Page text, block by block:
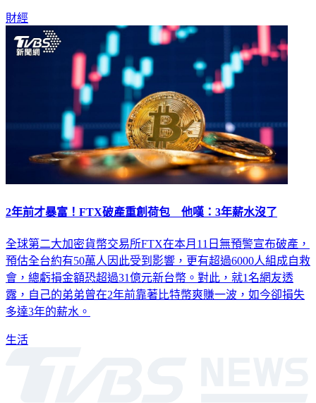
財經
2年前才暴富！FTX破產重創荷包 他嘆：3年薪水沒了
全球第二大加密貨幣交易所FTX在本月11日無預警宣布破產，
預估全台約有50萬人因此受到影響，更有超過6000人組成自救
會，總虧損金額恐超過31億元新台幣。對此，就1名網友透
露，自己的弟弟曾在2年前靠著比特幣爽賺一波，如今卻損失
多達3年的薪水。
生活